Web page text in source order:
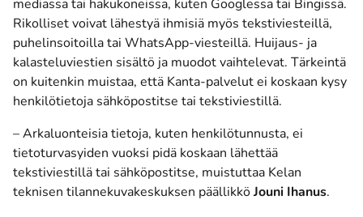
mediassa tai hakukoneissa, kuten Googlessa tai Bingissä.
Rikolliset voivat lähestyä ihmisiä myös tekstiviesteillä,
puhelinsoitoilla tai WhatsApp-viesteillä. Huijaus- ja
kalasteluviestien sisältö ja muodot vaihtelevat. Tärkeintä
on kuitenkin muistaa, että Kanta-palvelut ei koskaan kysy
henkilötietoja sähköpostitse tai tekstiviestillä.
– Arkaluonteisia tietoja, kuten henkilötunnusta, ei
tietoturvasyiden vuoksi pidä koskaan lähettää
tekstiviestillä tai sähköpostitse, muistuttaa Kelan
teknisen tilannekuvakeskuksen päällikköJouni Ihanus.